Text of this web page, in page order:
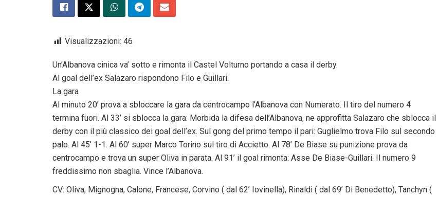
Visualizzazioni: 46
Un’Albanova cinica va’ sotto e rimonta il Castel Volturno portando a casa il derby.
Al goal dell’ex Salazaro rispondono Filo e Guillari.
La gara
Al minuto 20’ prova a sbloccare la gara da centrocampo l’Albanova con Numerato. Il tiro del numero 4
termina fuori. Al 33’ si sblocca la gara: Morbida la difesa dell’Albanova, ne approfitta Salazaro che sblocca il
derby con il più classico dei goal dell’ex. Sul gong del primo tempo il pari: Guglielmo trova Filo sul secondo
palo. Al 45’ 1-1. Al 60’ super Marco Torino sul tiro di Accietto. Al 78’ De Biase su punizione prova da
centrocampo e trova un super Oliva in parata. Al 91’ il goal rimonta: Asse De Biase-Guillari. Il numero 9
freddissimo non sbaglia. Vince l’Albanova.
CV: Oliva, Mignogna, Calone, Francese, Corvino ( dal 62’ Iovinella), Rinaldi ( dal 69’ Di Benedetto), Tanchyn (